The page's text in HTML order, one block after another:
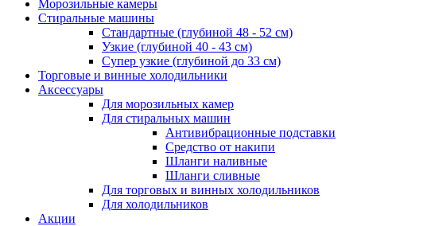
Морозильные камеры
Стиральные машины
Стандартные (глубиной 48 - 52 см)
Узкие (глубиной 40 - 43 см)
Супер узкие (глубиной до 33 см)
Торговые и винные холодильники
Аксессуары
Для морозильных камер
Для стиральных машин
Антивибрационные подставки
Средство от накипи
Шланги наливные
Шланги сливные
Для торговых и винных холодильников
Для холодильников
Акции